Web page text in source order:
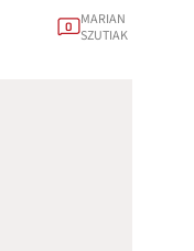
0
MARIAN
SZUTIAK